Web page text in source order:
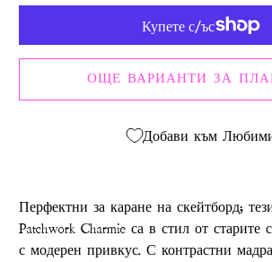
ОЩЕ ВАРИАНТИ ЗА
Добави към
Перфектни за каране на скейтборд;
Patchwork Charmie са в стил от старите
с модерен привкус. С контрастни